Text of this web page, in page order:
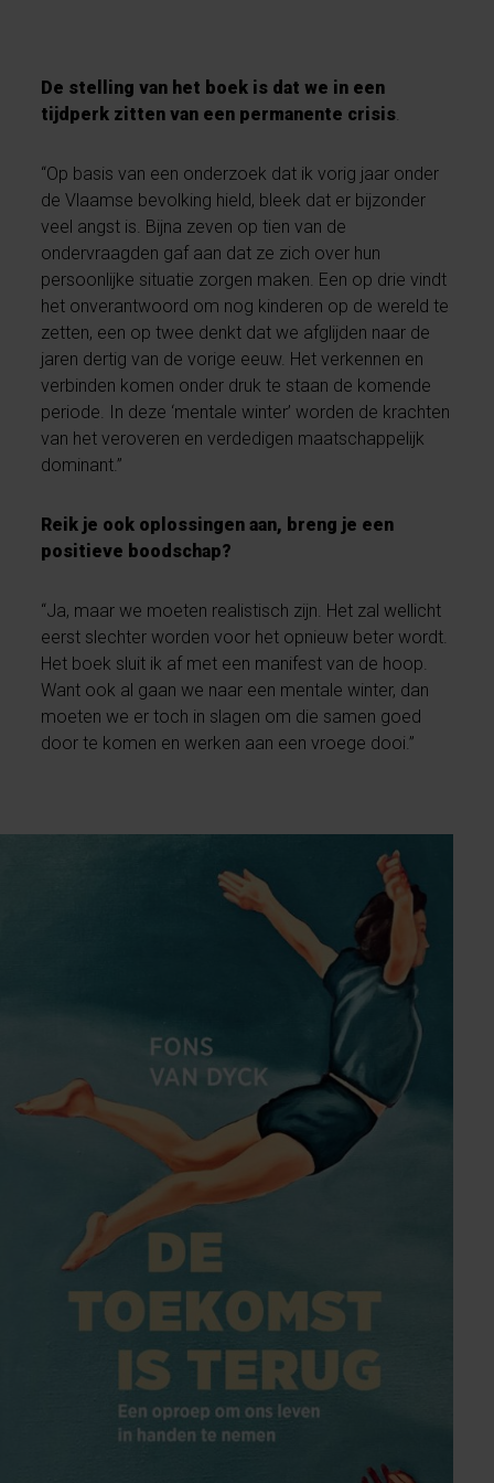
De stelling van het boek is dat we in een
tijdperk zitten van een permanente crisis
“Op basis van een onderzoek dat ik vorig jaar onder
de Vlaamse bevolking hield, bleek dat er bijzonder
veel angst is. Bijna zeven op tien van de
ondervraagden gaf aan dat ze zich over hun
persoonlijke situatie zorgen maken. Een op drie vindt
het onverantwoord om nog kinderen op de wereld te
zetten, een op twee denkt dat we afglijden naar de
jaren dertig van de vorige eeuw. Het verkennen en
verbinden komen onder druk te staan de komende
periode. In deze ‘mentale winter’ worden de krachten
van het veroveren en verdedigen maatschappelijk
dominant.”
Reik je ook oplossingen aan, breng je een
positieve boodschap?
“Ja, maar we moeten realistisch zijn. Het zal wellicht
eerst slechter worden voor het opnieuw beter wordt.
Het boek sluit ik af met een manifest van de hoop.
Want ook al gaan we naar een mentale winter, dan
moeten we er toch in slagen om die samen goed
door te komen en werken aan een vroege dooi.”